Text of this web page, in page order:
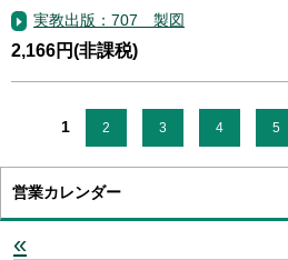
実教出版：707 製図
2,166円(非課税)
1 2 3 4 5
営業カレンダー
«